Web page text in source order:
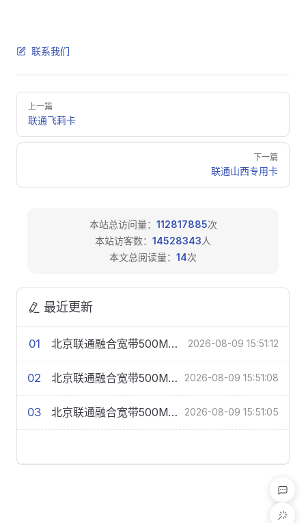
联系我们
Pager
上一篇
联通飞莉卡
下一篇
联通山西专用卡
本站总访问量： 112817885次
本站访客数： 14528343人
本文总阅读量： 14次
最近更新
01 北京联通融合宽带500M109元/月-合约1年 2026-08-09 15:51:12
02 北京联通融合宽带500M109元/月-合约2年 2026-08-09 15:51:08
03 北京联通融合宽带500M109元/月-合约3年 2026-08-09 15:51:05